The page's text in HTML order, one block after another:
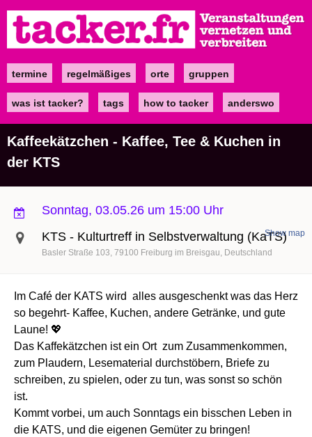
zum
Inhalt
Maintermine regelmäßiges orte gruppen
was ist tacker? tags how to tacker anderswo
Kaffeekätzchen - Kaffee, Tee & Kuchen in
der KTS
Sonntag, 03.05.26 um 15:00 Uhr
KTS - Kulturtreff in Selbstverwaltung (KaTS)
Basler Straße 103 79100 Freiburg im Breisgau Deutschland
Show map
Im Café der KATS wird alles ausgeschenkt was das Herz
so begehrt- Kaffee, Kuchen, andere Getränke, und gute
Laune! 💖
Das Kaffekätzchen ist ein Ort zum Zusammenkommen,
zum Plaudern, Lesematerial durchstöbern, Briefe zu
schreiben, zu spielen, oder zu tun, was sonst so schön
ist.
Kommt vorbei, um auch Sonntags ein bisschen Leben in
die KATS, und die eigenen Gemüter zu bringen!